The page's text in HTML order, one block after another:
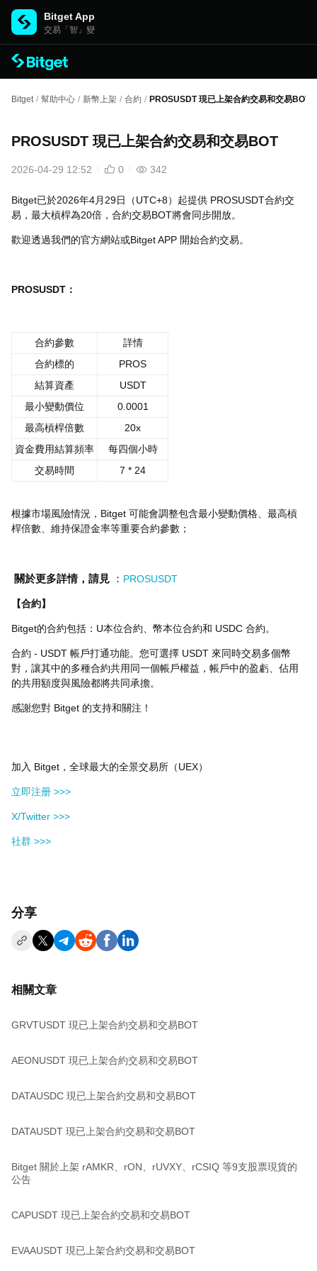
Bitget App
交易「智」變
Bitget / 幫助中心 / 新幣上架 / 合約 / PROSUSDT 現已上架合約交易和交易BOT
PROSUSDT 現已上架合約交易和交易BOT
2026-04-29 12:52 0 342
Bitget已於2026年4月29日（UTC+8）起提供 PROSUSDT合約交
易，最大槓桿為20倍，合約交易BOT將會同步開放。
歡迎透過我們的官方網站或Bitget APP 開始合約交易。
PROSUSDT：
合約參數
詳情
合約標的
PROS
結算資產
USDT
最小變動價位
0.0001
最高槓桿倍數
20x
資金費用結算頻率
每四個小時
交易時間
7 * 24
根據市場風險情況，Bitget 可能會調整包含最小變動價格、最高槓
桿倍數、維持保證金率等重要合約參數；
關於更多詳情，請見 ： PROSUSDT
【合約】
Bitget的合約包括：U本位合約、幣本位合約和 USDC 合約。
合約 - USDT 帳戶打通功能。您可選擇 USDT 來同時交易多個幣
對，讓其中的多種合約共用同一個帳戶權益，帳戶中的盈虧、佔用
的共用額度與風險都將共同承擔。
感謝您對 Bitget 的支持和關注！
加入 Bitget，全球最大的全景交易所（UEX）
立即注册 >>>
X/Twitter >>>
社群 >>>
分享
相關文章
GRVTUSDT 現已上架合約交易和交易BOT
AEONUSDT 現已上架合約交易和交易BOT
DATAUSDC 現已上架合約交易和交易BOT
DATAUSDT 現已上架合約交易和交易BOT
Bitget 關於上架 rAMKR、rON、rUVXY、rCSIQ 等9支股票現貨的
公告
CAPUSDT 現已上架合約交易和交易BOT
EVAAUSDT 現已上架合約交易和交易BOT